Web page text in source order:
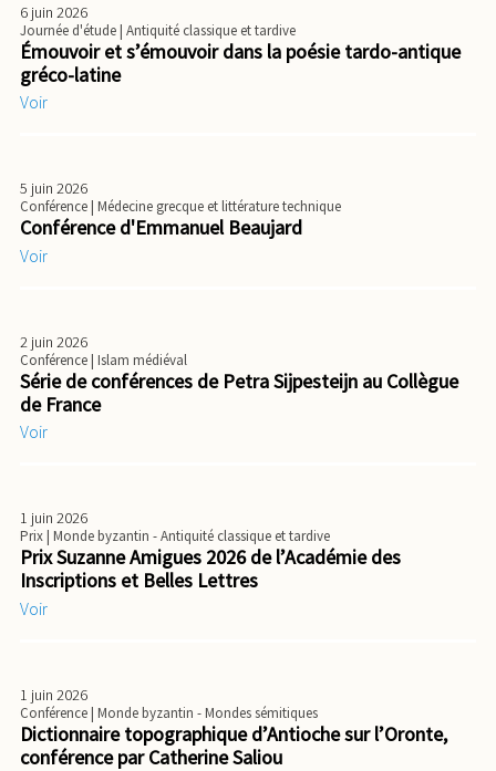
6 juin 2026
Journée d'étude| Antiquité classique et tardive
Émouvoir et s’émouvoir dans la poésie tardo-antique
gréco-latine
Voir
5 juin 2026
Conférence| Médecine grecque et littérature technique
Conférence d'Emmanuel Beaujard
Voir
2 juin 2026
Conférence| Islam médiéval
Série de conférences de Petra Sijpesteijn au Collègue
de France
Voir
1 juin 2026
Prix| Monde byzantin - Antiquité classique et tardive
Prix Suzanne Amigues 2026 de l’Académie des
Inscriptions et Belles Lettres
Voir
1 juin 2026
Conférence| Monde byzantin - Mondes sémitiques
Dictionnaire topographique d’Antioche sur l’Oronte,
conférence par Catherine Saliou